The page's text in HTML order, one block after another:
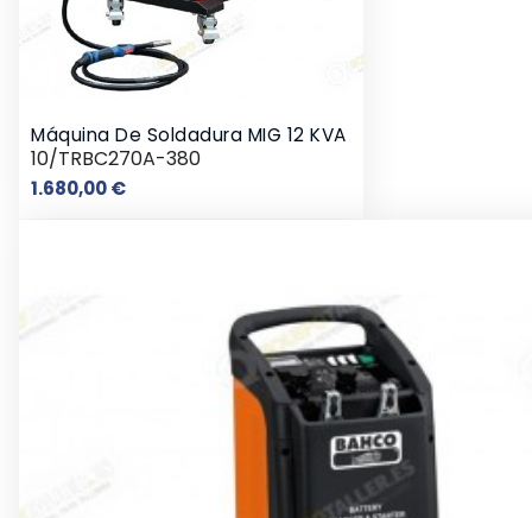
Máquina De Soldadura MIG 12 KVA
10/TRBC270A-380
1.680,00 €Precio